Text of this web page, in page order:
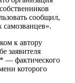
сообщил,
самозванцев».
к автору
заявителя
— фактического
которого